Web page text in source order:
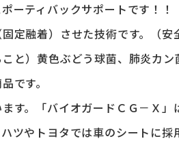
ーティバックサポートです！
定融着）させた技術です。（
と）黄色ぶどう球菌、肺炎カ
です。
す。「バイオガードＣＧ－Ｘ
ツやトヨタでは車のシートに